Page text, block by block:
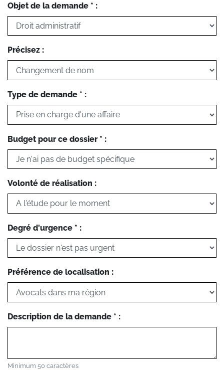
Objet de la demande * :
Précisez :
Type de demande * :
Budget pour ce dossier * :
Volonté de réalisation :
Degré d'urgence * :
Préférence de localisation :
Description de la demande * :
Minimum 50 caractères